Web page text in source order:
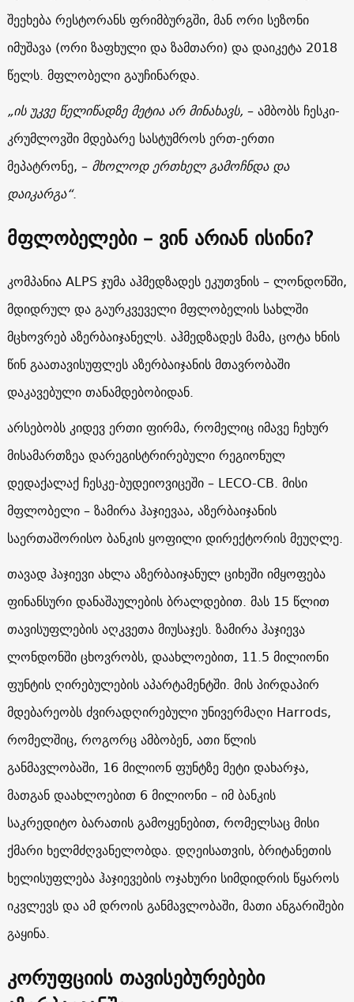
შეეხება რესტორანს ფრიმბურგში, მან ორი სეზონი
იმუშავა (ორი ზაფხული და ზამთარი) და დაიკეტა 2018
წელს. მფლობელი გაუჩინარდა.
„ის უკვე წელიწადზე მეტია არ მინახავს, – ამბობს ჩესკი-
კრუმლოვში მდებარე სასტუმროს ერთ-ერთი
მეპატრონე, – მხოლოდ ერთხელ გამოჩნდა და
დაიკარგა“.
მფლობელები – ვინ არიან ისინი?
კომპანია ALPS ჯუმა აჰმედზადეს ეკუთვნის – ლონდონში,
მდიდრულ და გაურკვეველი მფლობელის სახლში
მცხოვრებ აზერბაიჯანელს. აჰმედზადეს მამა, ცოტა ხნის
წინ გაათავისუფლეს აზერბაიჯანის მთავრობაში
დაკავებული თანამდებობიდან.
არსებობს კიდევ ერთი ფირმა, რომელიც იმავე ჩეხურ
მისამართზეა დარეგისტრირებული რეგიონულ
დედაქალაქ ჩესკე-ბუდეიოვიცეში – LECO-CB. მისი
მფლობელი – ზამირა ჰაჯიევაა, აზერბაიჯანის
საერთაშორისო ბანკის ყოფილი დირექტორის მეუღლე.
თავად ჰაჯიევი ახლა აზერბაიჯანულ ციხეში იმყოფება
ფინანსური დანაშაულების ბრალდებით. მას 15 წლით
თავისუფლების აღკვეთა მიუსაჯეს. ზამირა ჰაჯიევა
ლონდონში ცხოვრობს, დაახლოებით, 11.5 მილიონი
ფუნტის ღირებულების აპარტამენტში. მის პირდაპირ
მდებარეობს ძვირადღირებული უნივერმაღი Harrods,
რომელშიც, როგორც ამბობენ, ათი წლის
განმავლობაში, 16 მილიონ ფუნტზე მეტი დახარჯა,
მათგან დაახლოებით 6 მილიონი – იმ ბანკის
საკრედიტო ბარათის გამოყენებით, რომელსაც მისი
ქმარი ხელმძღვანელობდა. დღეისათვის, ბრიტანეთის
ხელისუფლება ჰაჯიევების ოჯახური სიმდიდრის წყაროს
იკვლევს და ამ დროის განმავლობაში, მათი ანგარიშები
გაყინა.
კორუფციის თავისებურებები